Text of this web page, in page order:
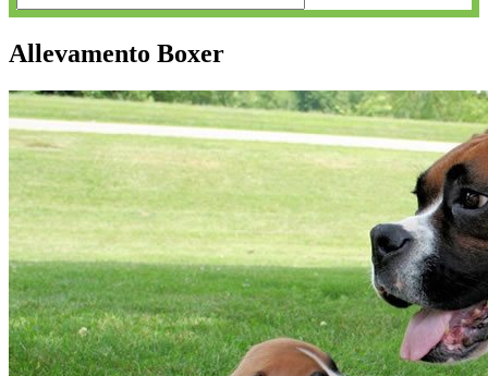
Allevamento Boxer